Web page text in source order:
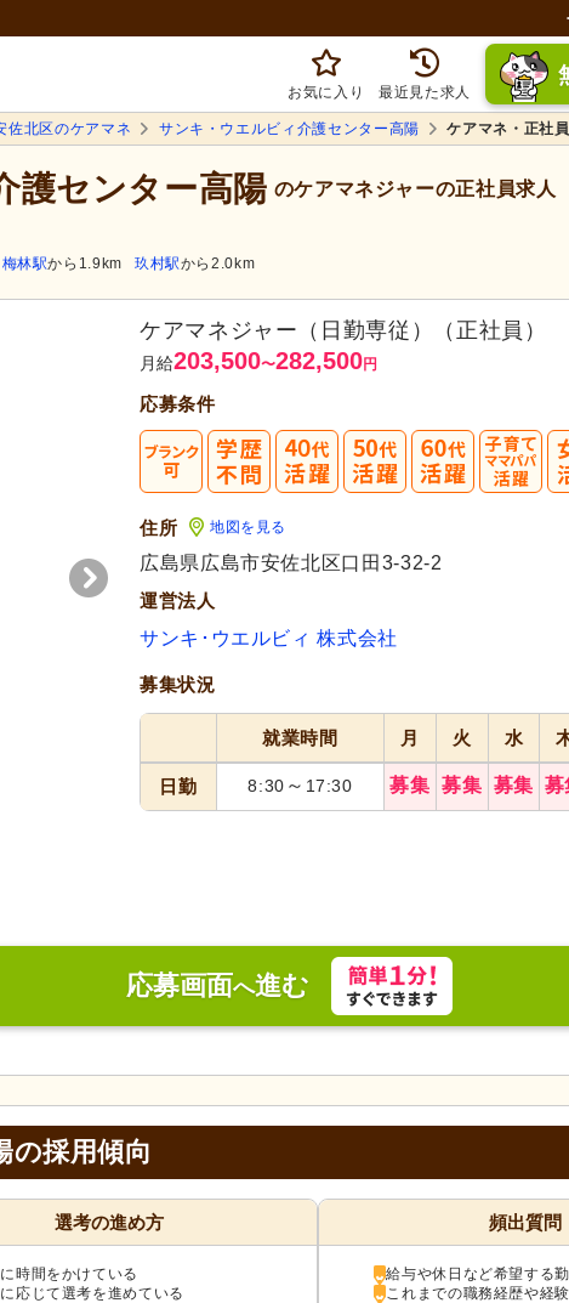
お気に入り 最近見た求人
佐北区のケアマネ サンキ・ウエルビィ介護センター高陽 ケアマネ・正社員
護センター高陽 のケアマネジャーの正社員求人
梅林駅から1.9km 玖村駅から2.0km
まずは応募してみましょ
応募画面
ケアマネジャー（日勤専従）（正社員）
月給203,500〜282,500円
応募条件
住所 地図を見る
広島県広島市安佐北区口田3-32-2
運営法人
サンキ･ウエルビィ 株式会社
募集状況
就業時間 月 火 水
日勤 8:30 ～ 17:30 募集 募集 募集 募
応募画面へ進む
の採用傾向
選考の進め方
時間をかけている
応じて選考を進めている
頻出質問
給与や休日など希望する
これまでの職務経歴や経験